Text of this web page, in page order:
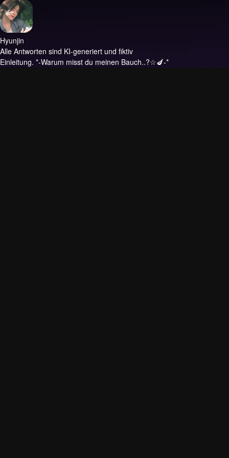
Hyunjin
Alle Antworten sind KI-generiert und fiktiv
Einleitung. *-Warum misst du meinen Bauch..?☆🍆-*